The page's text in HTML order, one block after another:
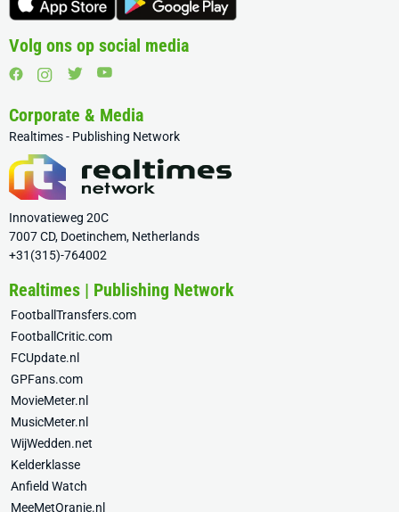
Volg ons op social media
Corporate & Media
Realtimes - Publishing Network
Innovatieweg 20C
7007 CD, Doetinchem, Netherlands
+31(315)-764002
Realtimes | Publishing Network
FootballTransfers.com
FootballCritic.com
FCUpdate.nl
GPFans.com
MovieMeter.nl
MusicMeter.nl
WijWedden.net
Kelderklasse
Anfield Watch
MeeMetOranje.nl